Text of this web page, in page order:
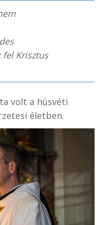
Krisztus
volt a húsvéti
életben.